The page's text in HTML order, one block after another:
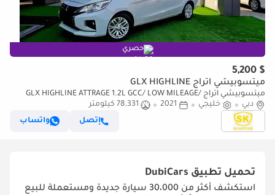
حصري
$ 5,200
ميتسوبيشي اتراج GLX HIGHLINE
ميتسوبيشي اتراج GLX HIGHLINE ATTRAGE 1.2L GCC/ LOW MILEAGE/
QUANTITY AVAILABLE
دبي خليجي 2021
78,331 كيلومتر
إتصل
واتساب
تحميل تطبيق DubiCars
استكشف أكثر من 30،000 سيارة جديدة ومستعملة للبيع